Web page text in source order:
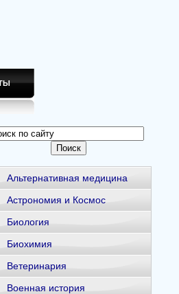
Альтернативная медицина
Астрономия и Космос
Биология
Биохимия
Ветеринария
Военная история